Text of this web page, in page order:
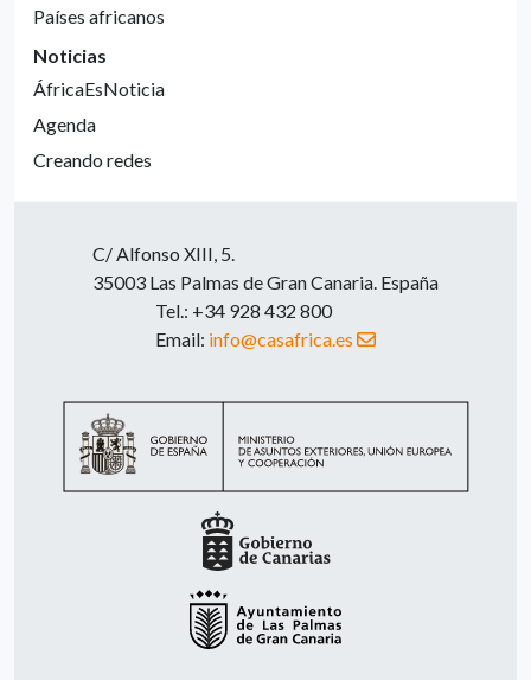
Países africanos
Noticias
ÁfricaEsNoticia
Agenda
Creando redes
C/ Alfonso XIII, 5.
35003 Las Palmas de Gran Canaria. España
Tel.: +34 928 432 800
Email: info@casafrica.es